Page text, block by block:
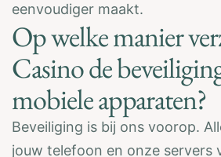
eenvoudiger maakt.
Op welke manier
Casino de
mobiele apparaten?
Beveiliging is bij ons voorop.
jouw telefoon en onze servers